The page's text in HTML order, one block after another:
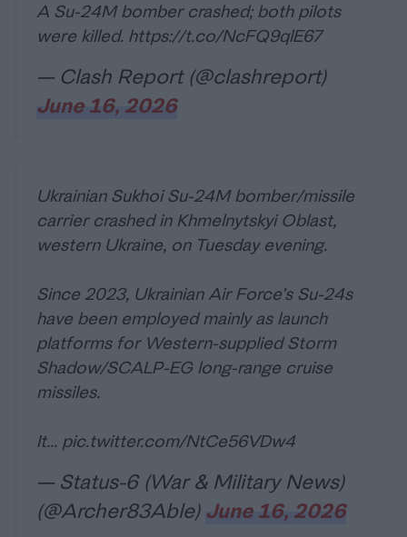
A Su-24M bomber crashed; both pilots
were killed. https://t.co/NcFQ9qlE67
— Clash Report (@clashreport)
June 16, 2026
Ukrainian Sukhoi Su-24M bomber/missile
carrier crashed in Khmelnytskyi Oblast,
western Ukraine, on Tuesday evening.
Since 2023, Ukrainian Air Force’s Su-24s
have been employed mainly as launch
platforms for Western-supplied Storm
Shadow/SCALP-EG long-range cruise
missiles.
It… pic.twitter.com/NtCe56VDw4
— Status-6 (War & Military News)
(@Archer83Able) June 16, 2026